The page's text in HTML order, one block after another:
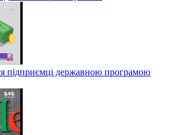
підприємці державною програмою